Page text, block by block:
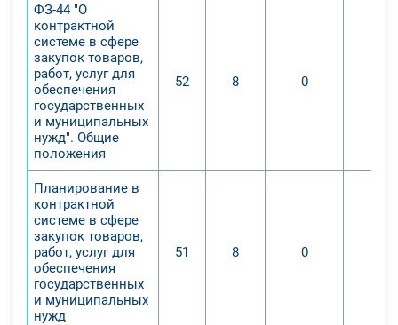
ФЗ-44 "О
контрактной
системе в сфере
закупок товаров,
работ, услуг для
обеспечения
государственных
и муниципальных
нужд". Общие
положения
52 8 0
Планирование в
контрактной
системе в сфере
закупок товаров,
работ, услуг для
обеспечения
государственных
и муниципальных
нужд
51 8 0